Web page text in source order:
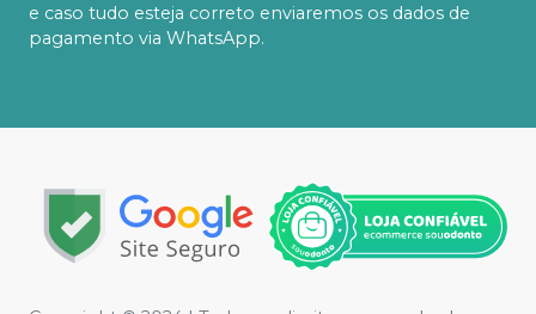
e caso tudo esteja correto enviaremos os dados de
pagamento via WhatsApp.